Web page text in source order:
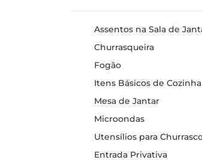
Assentos na Sala de
Churrasqueira
Fogão
Itens Básicos de Cozinha
Mesa de Jantar
Microondas
Utensílios para
Entrada Privativa